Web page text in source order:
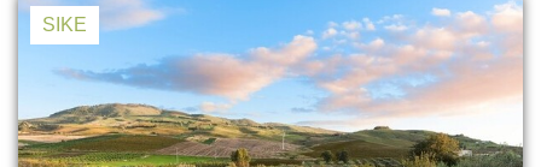
SIKE